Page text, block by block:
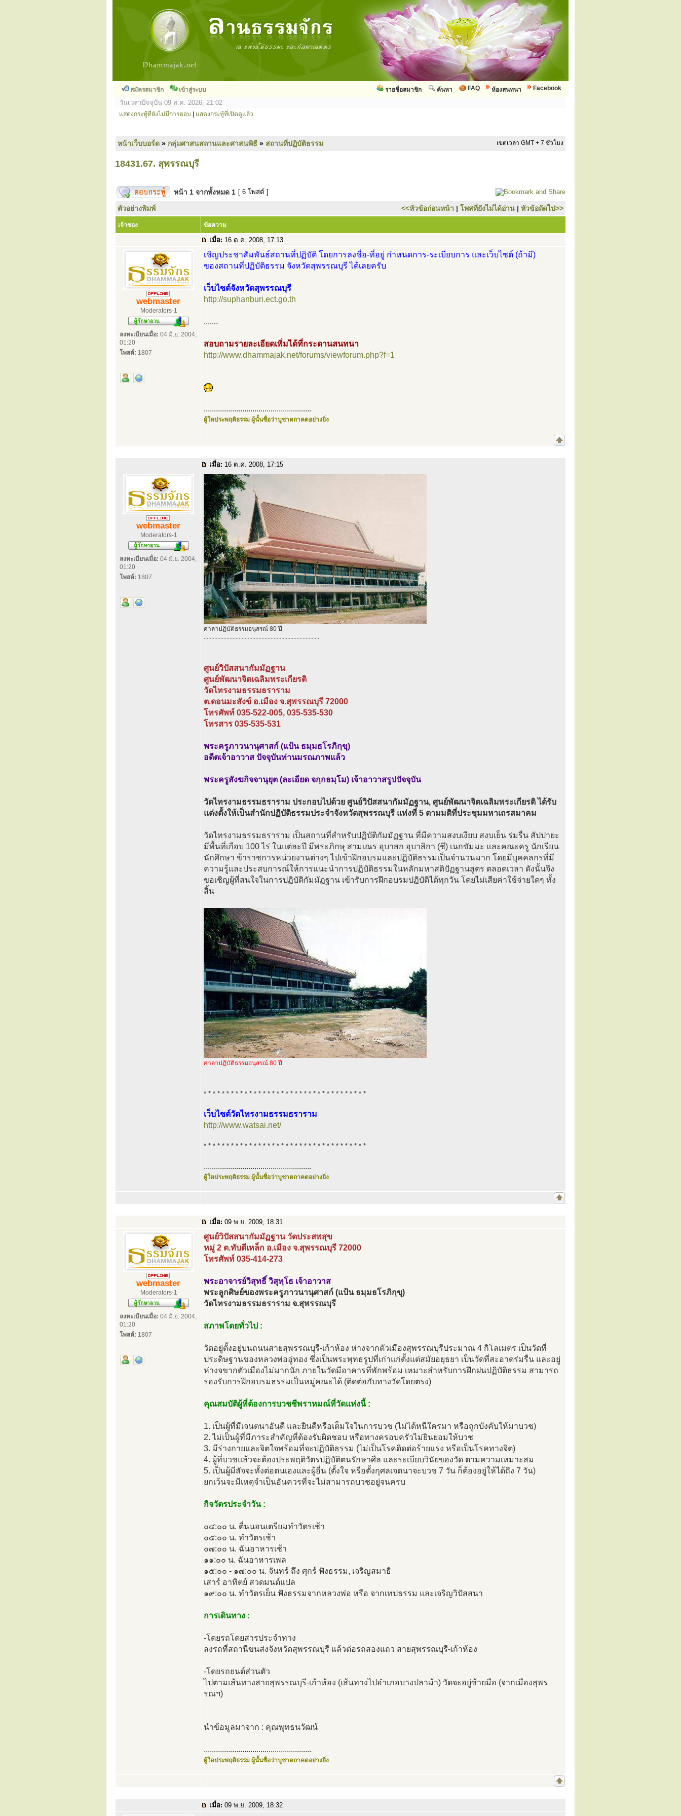
สมัครสมาชิก เข้าสู่ระบบ Facebook
ห้องสนทนา
FAQ
ค้นหา
รายชื่อสมาชิก
วันเวลาปัจจุบัน 09 ส.ค. 2026, 21:02
แสดงกระทู้ที่ยังไม่มีการตอบ แสดงกระทู้ที่เปิดดูแล้ว
หน้าเว็บบอร์ด » กลุ่มศาสนสถานและศาสนพิธี » สถานที่ปฏิบัติธรรม เขตเวลา GMT + 7 ชั่วโมง
18431.67. สุพรรณบุรี
หน้า 1 จากทั้งหมด 1 [ 6 โพสต์ ]
ตัวอย่างพิมพ์ <<หัวข้อก่อนหน้า | โพสที่ยังไม่ได้อ่าน | หัวข้อถัดไป>>
เจ้าของ ข้อความ
เมื่อ: 16 ต.ค. 2008, 17:13
webmaster
Moderators-1
ลงทะเบียนเมื่อ: 04 มิ.ย. 2004,
01:20
โพสต์: 1807
เชิญประชาสัมพันธ์สถานที่ปฏิบัติ โดยการลงชื่อ-ที่อยู่ กำหนดการ-ระเบียบการ และเว็บไซต์ (ถ้ามี)
ของสถานที่ปฏิบัติธรรม จังหวัดสุพรรณบุรี ได้เลยครับ
เว็บไซต์จังหวัดสุพรรณบุรี
http://suphanburi.ect.go.th
.......
สอบถามรายละเอียดเพิ่มได้ที่กระดานสนทนา
http://www.dhammajak.net/forums/viewforum.php?f=1
.....................................................
ผู้ใดประพฤติธรรม ผู้นั้นชื่อว่าบูชาตถาคตอย่างยิ่ง
เมื่อ: 16 ต.ค. 2008, 17:15
webmaster
Moderators-1
ลงทะเบียนเมื่อ: 04 มิ.ย. 2004,
01:20
โพสต์: 1807
ศาลาปฏิบัติธรรมอนุสรณ์ 80 ปี
............................................................................
ศูนย์วิปัสสนากัมมัฏฐาน
ศูนย์พัฒนาจิตเฉลิมพระเกียรติ
วัดไทรงามธรรมธราราม
ต.ดอนมะสังข์ อ.เมือง จ.สุพรรณบุรี 72000
โทรศัพท์ 035-522-005, 035-535-530
โทรสาร 035-535-531
พระครูภาวนานุศาสก์ (แป้น ธมฺมธโรภิกฺขุ)
อดีตเจ้าอาวาส ปัจจุบันท่านมรณภาพแล้ว
พระครูสังฆกิจจานุยุต (ละเอียด จกฺกธมฺโม) เจ้าอาวาสรูปปัจจุบัน
วัดไทรงามธรรมธราราม ประกอบไปด้วย ศูนย์วิปัสสนากัมมัฏฐาน, ศูนย์พัฒนาจิตเฉลิมพระเกียรติ ได้รับ
แต่งตั้งให้เป็นสำนักปฏิบัติธรรมประจำจังหวัดสุพรรณบุรี แห่งที่ 5 ตามมติที่ประชุมมหาเถรสมาคม
วัดไทรงามธรรมธราราม เป็นสถานที่สำหรับปฏิบัติกัมมัฏฐาน ที่มีความสงบเงียบ สงบเย็น ร่มรื่น สัปปายะ
มีพื้นที่เกือบ 100 ไร่ ในแต่ละปี มีพระภิกษุ สามเณร อุบาสก อุบาสิกา (ชี) เนกขัมมะ และคณะครู นักเรียน
นักศึกษา ข้าราชการหน่วยงานต่างๆ ไปเข้าฝึกอบรมและปฏิบัติธรรมเป็นจำนวนมาก โดยมีบุคคลกรที่มี
ความรู้และประสบการณ์ให้การแนะนำการปฏิบัติธรรมในหลักมหาสติปัฏฐานสูตร ตลอดเวลา ดังนั้นจึง
ขอเชิญผู้ที่สนใจในการปฏิบัติกัมมัฏฐาน เข้ารับการฝึกอบรมปฏิบัติได้ทุกวัน โดยไม่เสียค่าใช้จ่ายใดๆ ทั้ง
สิ้น
ศาลาปฏิบัติธรรมอนุสรณ์ 80 ปี
* * * * * * * * * * * * * * * * * * * * * * * * * * * * * * * * * * * *
เว็บไซต์วัดไทรงามธรรมธราราม
http://www.watsai.net/
* * * * * * * * * * * * * * * * * * * * * * * * * * * * * * * * * * * *
.....................................................
ผู้ใดประพฤติธรรม ผู้นั้นชื่อว่าบูชาตถาคตอย่างยิ่ง
เมื่อ: 09 พ.ย. 2009, 18:31
webmaster
Moderators-1
ลงทะเบียนเมื่อ: 04 มิ.ย. 2004,
01:20
โพสต์: 1807
ศูนย์วิปัสสนากัมมัฏฐาน วัดประสพสุข
หมู่ 2 ต.ทับตีเหล็ก อ.เมือง จ.สุพรรณบุรี 72000
โทรศัพท์ 035-414-273
พระอาจารย์วิสุทธิ์ วิสุทฺโธ เจ้าอาวาส
พระลูกศิษย์ของพระครูภาวนานุศาสก์ (แป้น ธมฺมธโรภิกฺขุ)
วัดไทรงามธรรมธราราม จ.สุพรรณบุรี
สภาพโดยทั่วไป :
วัดอยู่ตั้งอยู่บนถนนสายสุพรรณบุรี-เก้าห้อง ห่างจากตัวเมืองสุพรรณบุรีประมาณ 4 กิโลเมตร เป็นวัดที่
ประดิษฐานของหลวงพ่ออู่ทอง ซึ่งเป็นพระพุทธรูปที่เก่าแก่ตั้งแต่สมัยอยุธยา เป็นวัดที่สะอาดร่มรื่น และอยู่
ห่างจขากตัวเมืองไม่มากนัก ภายในวัดมีอาคารที่พักพร้อม เหมาะสำหรับการฝึกฝนปฏิบัติธรรม สามารถ
รองรับการฝึกอบรมธรรมเป็นหมู่คณะได้ (ติดต่อกับทางวัดโดยตรง)
คุณสมบัติผู้ที่ต้องการบวชชีพราหมณ์ที่วัดแห่งนี้ :
1. เป็นผู้ที่มีเจนตนาอันดี และยินดีหรือเต็มใจในการบวช (ไม่ได้หนีใครมา หรือถูกบังคับให้มาบวช)
2. ไม่เป็นผู้ที่มีภาระสำคัญที่ต้องรับผิดชอบ หรือทางครอบครัวไม่ยินยอมให้บวช
3. มีร่างกายและจิตใจพร้อมที่จะปฏิบัติธรรม (ไม่เป็นโรคติดต่อร้ายแรง หรือเป็นโรคทางจิต)
4. ผู้ที่บวชแล้วจะต้องประพฤติวัตรปฏิบัติตนรักษาศีล และระเบียบวินัยของวัด ตามความเหมาะสม
5. เป็นผู้มีสัจจะทั้งต่อตนเองและผู้อื่น (ตั้งใจ หรือตั้งกุศลเจตนาจะบวช 7 วัน ก็ต้องอยู่ให้ได้ถึง 7 วัน)
ยกเว้นจะมีเหตุจำเป็นอันควรที่จะไม่สามารถบวชอยู่จนครบ
กิจวัตรประจำวัน :
๐๔:๐๐ น. ตื่นนอนเตรียมทำวัตรเช้า
๐๕:๐๐ น. ทำวัตรเช้า
๐๗:๐๐ น. ฉันอาหารเช้า
๑๑:๐๐ น. ฉันอาหารเพล
๑๕:๐๐ - ๑๗:๐๐ น. จันทร์ ถึง ศุกร์ ฟังธรรม, เจริญสมาธิ
เสาร์ อาทิตย์ สวดมนต์แปล
๑๙:๐๐ น. ทำวัตรเย็น ฟังธรรมจากหลวงพ่อ หรือ จากเทปธรรม และเจริญวิปัสสนา
การเดินทาง :
-โดยรถโดยสารประจำทาง
ลงรถที่สถานีขนส่งจังหวัดสุพรรณบุรี แล้วต่อรถสองแถว สายสุพรรณบุรี-เก้าห้อง
-โดยรถยนต์ส่วนตัว
ไปตามเส้นทางสายสุพรรณบุรี-เก้าห้อง (เส้นทางไปอำเภอบางปลาม้า) วัดจะอยู่ซ้ายมือ (จากเมืองสุพร
รณฯ)
นำข้อมูลมาจาก : คุณพุทธนวัฒน์
.....................................................
ผู้ใดประพฤติธรรม ผู้นั้นชื่อว่าบูชาตถาคตอย่างยิ่ง
เมื่อ: 09 พ.ย. 2009, 18:32